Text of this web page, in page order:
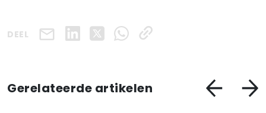
DEEL
Gerelateerde artikelen